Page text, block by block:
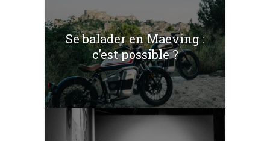
Se balader en Maeving :
c’est possible ?